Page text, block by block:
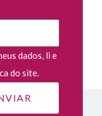
dados, li e
do site.